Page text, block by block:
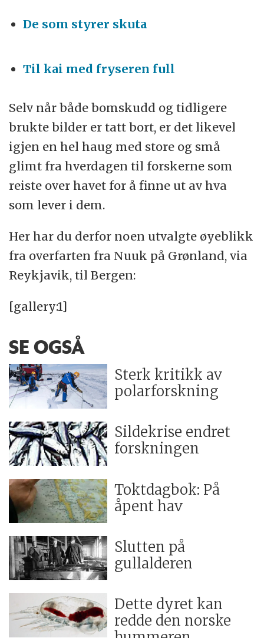
De som styrer skuta
Til kai med fryseren full
Selv når både bomskudd og tidligere
brukte bilder er tatt bort, er det likevel
igjen en hel haug med store og små
glimt fra hverdagen til forskerne som
reiste over havet for å finne ut av hva
som lever i dem.
Her har du derfor noen utvalgte øyeblikk
fra overfarten fra Nuuk på Grønland, via
Reykjavik, til Bergen:
[gallery:1]
SE OGSÅ
Sterk kritikk av
polarforskning
Sildekrise endret
forskningen
Toktdagbok: På
åpent hav
Slutten på
gullalderen
Dette dyret kan
redde den norske